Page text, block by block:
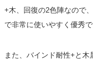
+木、回復の2色陣なので
で非常に使いやすく優秀で
また、バインド耐性+と